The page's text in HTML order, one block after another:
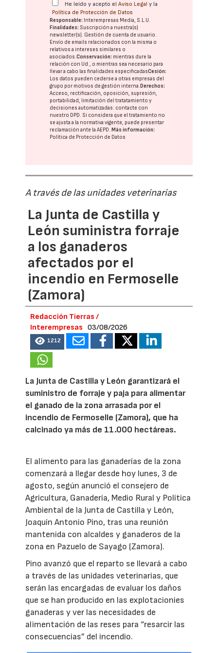
He leído y acepto elAviso Legal y la
Política de Protección de Datos
Responsable: Interempresas Media, S.L.U.
Finalidades: Suscripción a nuestra(s)
newsletter(s). Gestión de cuenta de usuario.
Envío de emails relacionados con la misma o
relativos a intereses similares o
asociados.Conservación: mientras dure la
relación con Ud., o mientras sea necesario para
llevar a cabo las finalidades especificadasCesión:
Los datos pueden cederse a otras empresas del
grupo por motivos de gestión interna. Derechos:
Acceso, rectificación, oposición, supresión,
portabilidad, limitación del tratatamiento y
decisiones automatizadas: contacte con
nuestro DPD. Si considera que el tratamiento no
se ajusta a la normativa vigente, puede presentar
reclamación ante laAEPD. Más información:
Política de Protección de Datos
A través de las unidades veterinarias
La Junta de Castilla y
León suministra forraje
a los ganaderos
afectados por el
incendio en Fermoselle
(Zamora)
Redacción Tierras /
Interempresas
03/08/2026
1212
La Junta de Castilla y León garantizará el
suministro de forraje y paja para alimentar
el ganado de la zona arrasada por el
incendio de Fermoselle (Zamora), que ha
calcinado ya más de 11.000 hectáreas.
El alimento para las ganaderías de la zona
comenzará a llegar desde hoy lunes, 3 de
agosto, según anunció el consejero de
Agricultura, Ganadería, Medio Rural y Política
Ambiental de la Junta de Castilla y León,
Joaquín Antonio Pino, tras una reunión
mantenida con alcaldes y ganaderos de la
zona en Pazuelo de Sayago (Zamora).
Pino avanzó que el reparto se llevará a cabo
a través de las unidades veterinarias, que
serán las encargadas de evaluar los daños
que se han producido en las explotacionies
ganaderas y ver las necesidades de
alimentación de las reses para “resarcir las
consecuencias” del incendio.